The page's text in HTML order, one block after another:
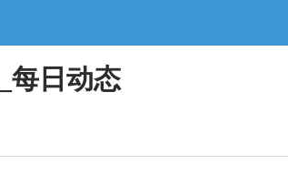
每日动态